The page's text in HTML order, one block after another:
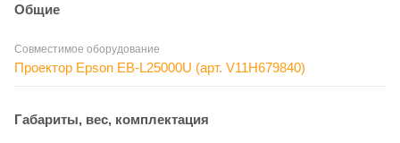
Общие
Совместимое оборудование
Проектор Epson EB-L25000U (арт. V11H679840)
Габариты, вес, комплектация